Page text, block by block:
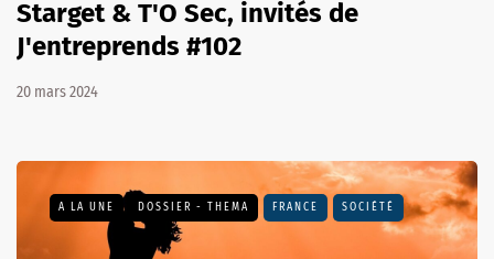
Starget & T'O Sec, invités de
J'entreprends #102
20 mars 2024
A LA UNE DOSSIER - THEMA FRANCE SOCIÉTÉ